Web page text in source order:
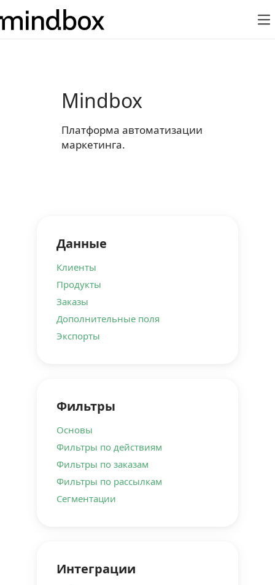
Mindbox
Платформа автоматизации
маркетинга.
Данные
Клиенты
Продукты
Заказы
Дополнительные поля
Экспорты
Фильтры
Основы
Фильтры по действиям
Фильтры по заказам
Фильтры по рассылкам
Сегментации
Интеграции